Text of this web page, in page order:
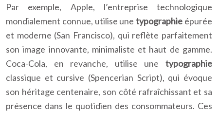
Par exemple, Apple, l’entreprise technologique
mondialement connue, utilise unetypographie épurée
et moderne (San Francisco), qui reflète parfaitement
son image innovante, minimaliste et haut de gamme.
Coca-Cola, en revanche, utilise une typographie
classique et cursive (Spencerian Script), qui évoque
son héritage centenaire, son côté rafraîchissant et sa
présence dans le quotidien des consommateurs. Ces